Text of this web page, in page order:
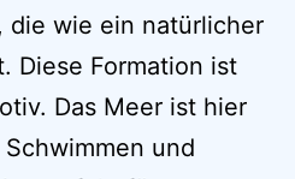
die wie ein natürlicher
Diese Formation ist
Das Meer ist hier
und